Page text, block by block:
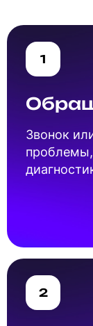
1
Звонок
2